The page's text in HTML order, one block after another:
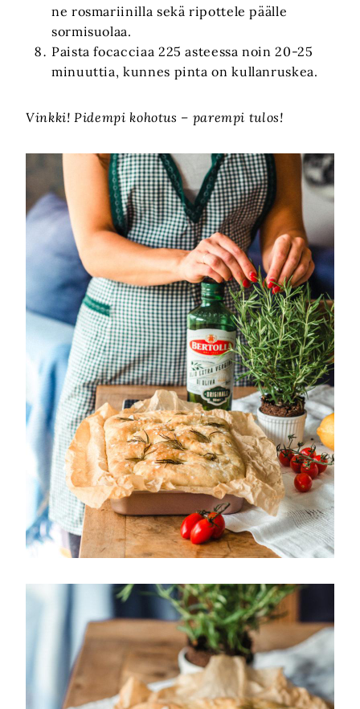
ne rosmariinilla sekä ripottele päälle
sormisuolaa.
Paista focacciaa 225 asteessa noin 20-25
minuuttia, kunnes pinta on kullanruskea.
Vinkki! Pidempi kohotus – parempi tulos!